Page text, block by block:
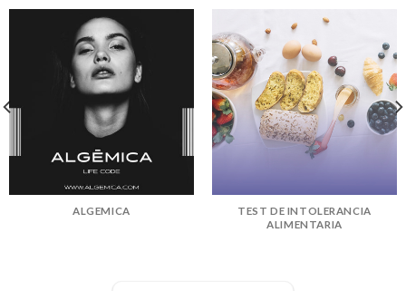
ALGEMICA
TEST DE INTOLERANCIA
ALIMENTARIA